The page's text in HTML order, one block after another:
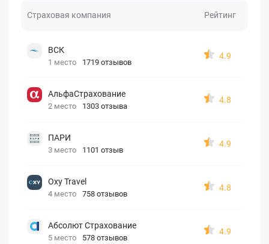
Страховая компания Рейтинг
ВСК
1 место 1719 отзывов
4.9
АльфаСтрахование
2 место 1303 отзыва
4.8
ПАРИ
3 место 1101 отзыв
4.9
Oxy Travel
4 место 758 отзывов
4.8
Абсолют Страхование
5 место 578 отзывов
4.9